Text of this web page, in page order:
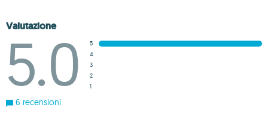
Valutazione
5.0
5
4
3
2
1
6 recensioni